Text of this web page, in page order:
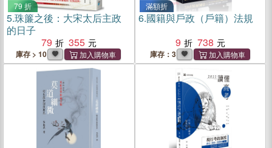
79 折
5.珠簾之後：大宋太后主政
的日子
79
355
庫存 > 10
滿額折
6.國籍與戶政（戶籍）法規
9
738
庫存：3